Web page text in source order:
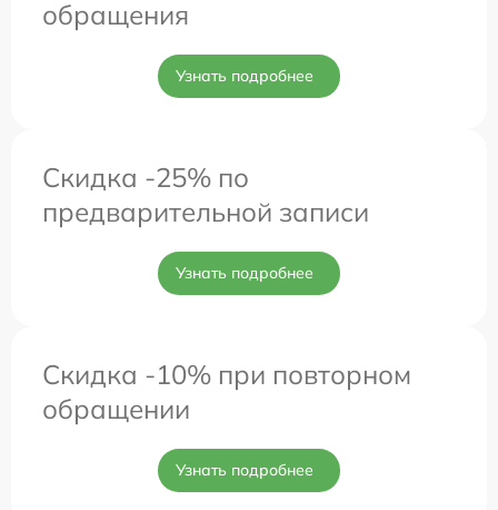
обращения
Узнать подробнее
Скидка -25% по
предварительной записи
Узнать подробнее
Скидка -10% при повторном
обращении
Узнать подробнее